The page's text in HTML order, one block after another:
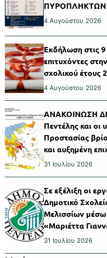
ΠΥΡΟΠΛΗΚΤΩΝ
4 Αυγούστου 2026
Εκδήλωση στις
επιτυχόντες
σχολικού έτους
4 Αυγούστου 2026
ΑΝΑΚΟΙΝΩΣΗ
Πεντέλης και οι
Προστασίας
και αυξημένη
31 Ιουλίου 2026
Σε εξέλιξη οι
Δημοτικό
Μελισσίων
«Μαριέττα
31 Ιουλίου 2026